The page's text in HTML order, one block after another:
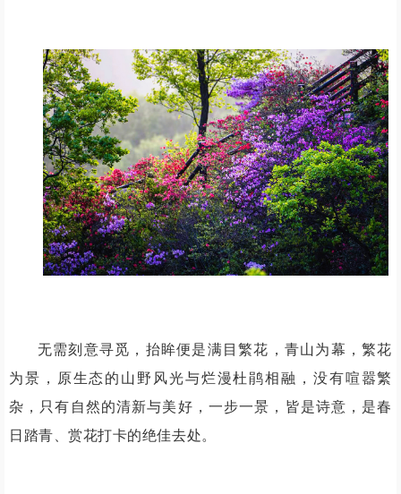
无需刻意寻觅，抬眸便是满目繁花，青山为幕，繁花
为景，原生态的山野风光与烂漫杜鹃相融，没有喧嚣繁
杂，只有自然的清新与美好，一步一景，皆是诗意，是春
日踏青、赏花打卡的绝佳去处。